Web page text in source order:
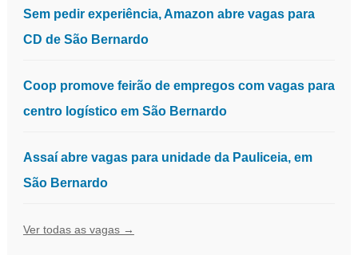
Sem pedir experiência, Amazon abre vagas para
CD de São Bernardo
Coop promove feirão de empregos com vagas para
centro logístico em São Bernardo
Assaí abre vagas para unidade da Pauliceia, em
São Bernardo
Ver todas as vagas →